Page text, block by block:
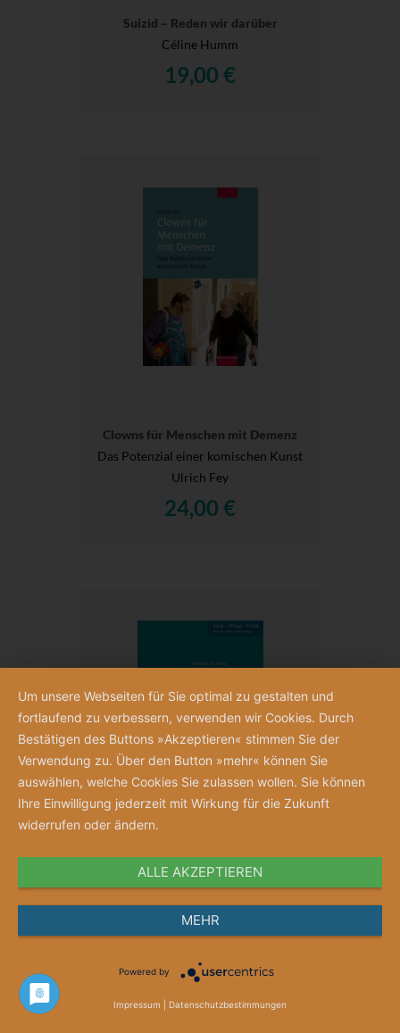
Suizid – Reden wir darüber
Céline Humm
19,00 €
Clowns für Menschen mit Demenz
Das Potenzial einer komischen Kunst
Ulrich Fey
24,00 €
Ethikberatung im Gesundheitswesen
Erfolgversprechende Einflüsse
Hendrik Graßme
45,00 €
Um unsere Webseiten für Sie optimal zu gestalten und
fortlaufend zu verbessern, verwenden wir Cookies. Durch
Bestätigen des Buttons »Akzeptieren« stimmen Sie der
Verwendung zu. Über den Button »mehr« können Sie
auswählen, welche Cookies Sie zulassen wollen. Sie können
Ihre Einwilligung jederzeit mit Wirkung für die Zukunft
widerrufen oder ändern.
ALLE AKZEPTIEREN
MEHR
Powered by
Impressum Datenschutzbestimmungen